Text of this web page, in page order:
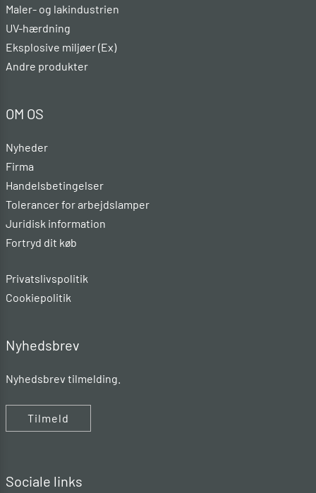
Maler- og lakindustrien
UV-hærdning
Eksplosive miljøer (Ex)
Andre produkter
OM OS
Nyheder
Firma
Handelsbetingelser
Tolerancer for arbejdslamper
Juridisk information
Fortryd dit køb
Privatslivspolitik
Cookiepolitik
Nyhedsbrev
Nyhedsbrev tilmelding.
Tilmeld
Sociale links